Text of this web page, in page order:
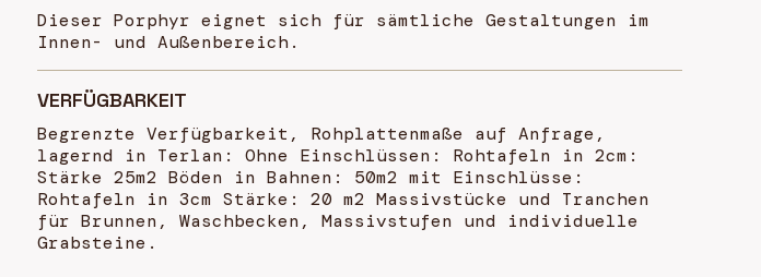
Dieser Porphyr eignet sich für sämtliche Gestaltungen im
Innen- und Außenbereich.
VERFÜGBARKEIT
Begrenzte Verfügbarkeit, Rohplattenmaße auf Anfrage,
lagernd in Terlan: Ohne Einschlüssen: Rohtafeln in 2cm:
Stärke 25m2 Böden in Bahnen: 50m2 mit Einschlüsse:
Rohtafeln in 3cm Stärke: 20 m2 Massivstücke und Tranchen
für Brunnen, Waschbecken, Massivstufen und individuelle
Grabsteine.